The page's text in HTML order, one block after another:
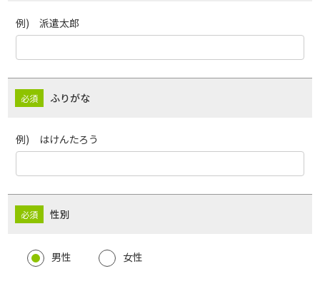
例) 派遣太郎
ふりがな
例) はけんたろう
性別
男性 女性